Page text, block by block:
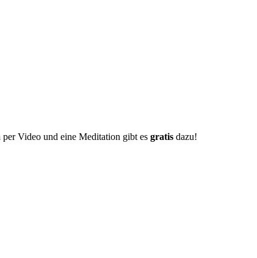
Video und eine Meditation gibt es gratis dazu!